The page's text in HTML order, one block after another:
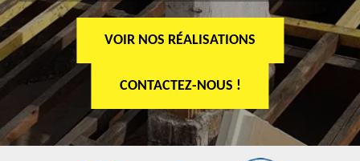
VOIR NOS RÉALISATIONS
CONTACTEZ-NOUS !